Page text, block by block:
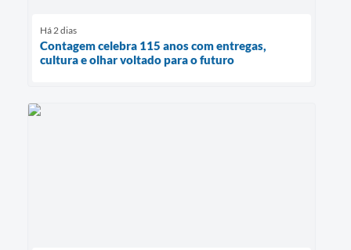
Há 2 dias
Contagem celebra 115 anos com entregas,
cultura e olhar voltado para o futuro